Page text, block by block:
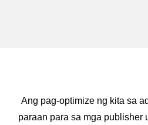
Ang pag-optimize ng kita sa
paraan para sa mga publisher